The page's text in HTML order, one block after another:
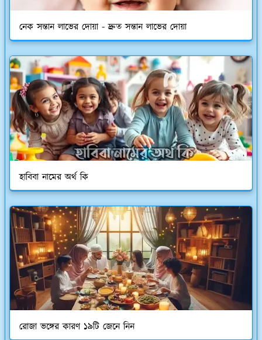
নেক সন্তান লাভের দোয়া - দ্রুত সন্তান লাভের দোয়া
হাবিবা নামের অর্থ কি
রোজা ভঙ্গের কারণ ১৯টি জেনে নিন